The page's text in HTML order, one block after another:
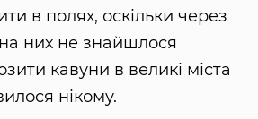
в полях, оскільки через
них не знайшлося
кавуни в великі міста
нікому.